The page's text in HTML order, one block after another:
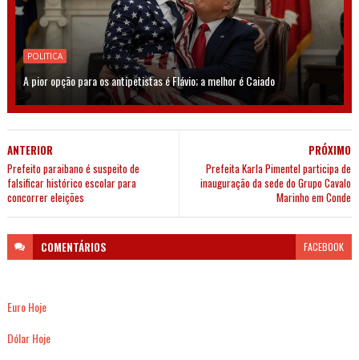
POLITICA
A pior opção para os antipetistas é Flávio; a melhor é Caiado
PRÓXIMO
Prefeita Karla Pimentel participa de
inauguração da sede do Grupo Cavalo
Marinho em Conde
ANTERIOR
Prefeito paraibano é suspeito de
falsificar histórico escolar para
concorrer eleições
COMENTÁRIOS FACEBOOK
Euro Hoje
Dólar Hoje